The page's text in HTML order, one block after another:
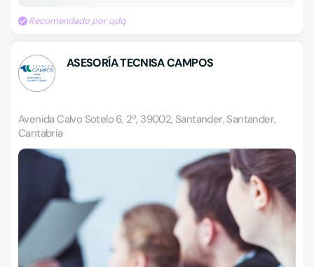
Recomendado por qdq
ASESORÍA TECNISA CAMPOS
Avenida Calvo Sotelo 6, 2º, 39002, Santander, Santander,
Cantabria